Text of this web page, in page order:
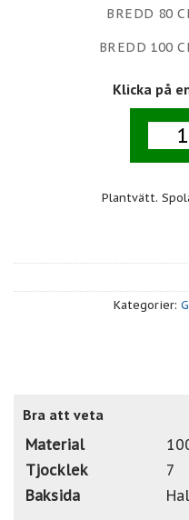
BREDD 80
BREDD 100
Klicka på
Plantvätt.
Kategorier:
Bra att veta
Material
Tjocklek
7
Baksida